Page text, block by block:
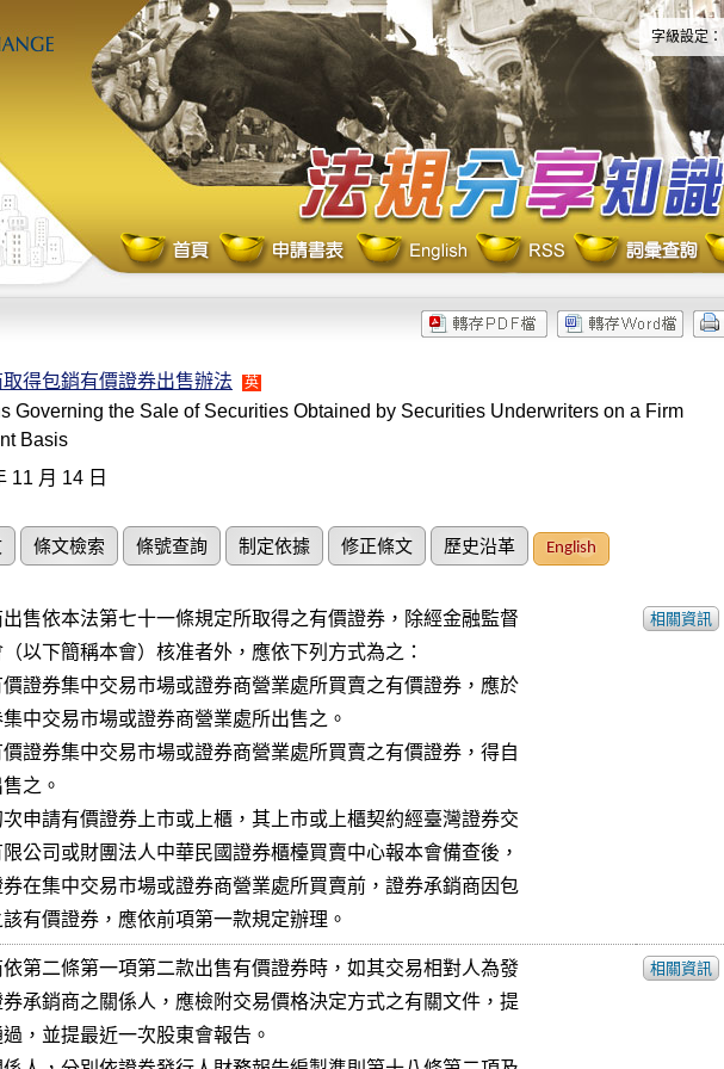
字級設定：
得包銷有價證券出售辦法 英
Governing the Sale of Securities Obtained by Securities Underwriters on a Firm
Basis
11 月 14 日
條文檢索 條號查詢 制定依據 修正條文 歷史沿革 English
售依本法第七十一條規定所取得之有價證券，除經金融監督
以下簡稱本會）核准者外，應依下列方式為之：
證券集中交易市場或證券商營業處所買賣之有價證券，應於
證券集中交易市場或證券商營業處所買賣之有價證券，得自
申請有價證券上市或上櫃，其上市或上櫃契約經臺灣證券交
公司或財團法人中華民國證券櫃檯買賣中心報本會備查後，
在集中交易市場或證券商營業處所買賣前，證券承銷商因包
有價證券，應依前項第一款規定辦理。
相關資訊
第二條第一項第二款出售有價證券時，如其交易相對人為發
承銷商之關係人，應檢附交易價格決定方式之有關文件，提
，並提最近一次股東會報告。
相關資訊